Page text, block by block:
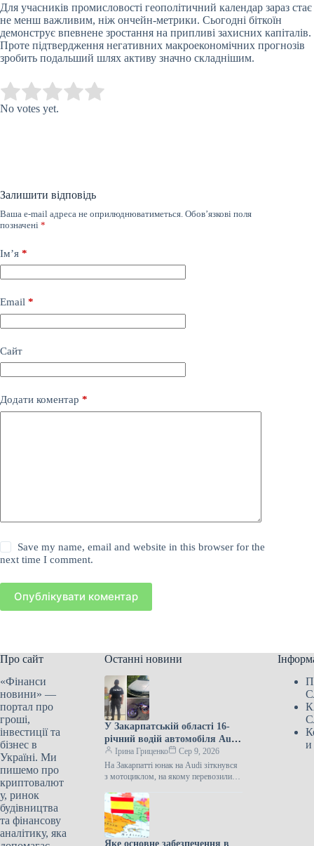
Для учасників промисловості геополітичний календар зараз стає
не менш важливим, ніж ончейн-метрики. Сьогодні біткоїн
демонструє впевнене зростання на припливі захисних капіталів.
Проте підтвердження негативних макроекономічних прогнозів
зробить подальший шлях активу значно складнішим.
Rate this item:
No votes yet.
Залишити відповідь
Ваша e-mail адреса не оприлюднюватиметься. Обов’язкові поля
позначені *
Ім’я *
Email *
Сайт
Додати коментар *
Save my name, email and website in this browser for the
next time I comment.
Опублікувати коментар
Про сайт
«Фінанси
новини» —
портал про
гроші,
інвестиції та
бізнес в
Україні. Ми
пишемо про
криптовалют
у, ринок
будівництва
та фінансову
аналітику, яка
Останні новини
У Закарпатській області 16-
річний водій автомобіля Audi
зіткнувся з мотоциклом, за
кермом якого був 10-річний
хлопчик.
Ірина Гриценко
Сер 9, 2026
На Закарпатті юнак на Audi зіткнувся
з мотоциклом, на якому перевозилися
за кермом Audi зіткнувся…
Яке основне забезпечення в
и